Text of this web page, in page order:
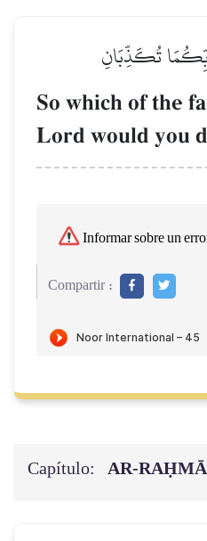
تُكَذِّبَانِ
So which of the
Lord would you
Informar sobre un
Compartir :
Capítulo: AR-